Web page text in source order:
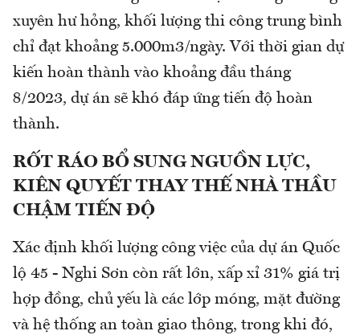
xuyên hư hỏng, khối lượng thi công trung bình
chỉ đạt khoảng 5.000m3/ngày. Với thời gian dự
kiến hoàn thành vào khoảng đầu tháng
8/2023, dự án sẽ khó đáp ứng tiến độ hoàn
thành.
RỐT RÁO BỔ SUNG NGUỒN LỰC,
KIÊN QUYẾT THAY THẾ NHÀ THẦU
CHẬM TIẾN ĐỘ
Xác định khối lượng công việc của dự án Quốc
lộ 45 - Nghi Sơn còn rất lớn, xấp xỉ 31% giá trị
hợp đồng, chủ yếu là các lớp móng, mặt đường
và hệ thống an toàn giao thông, trong khi đó,